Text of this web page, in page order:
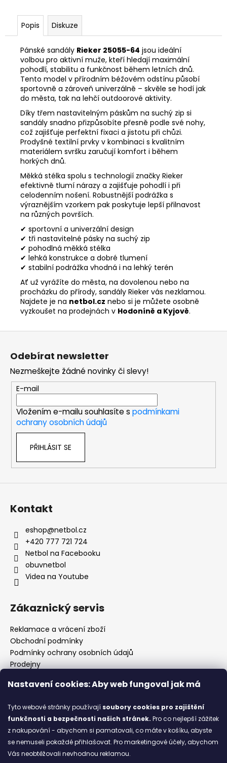
Nastavení cookies: Aby web fungoval jak má
Tyto webové stránky používají soubory cookies pro zajištění
funkčnosti a bezpečnosti našich stránek. Pro co nejlepší zážitek
z nakupování - abychom si pamatovali, co máte v košíku, abyste
se nemuseli pokaždé přihlašovat. Pro marketingové účely, abychom
Vás neobtěžovali nevhodnou reklamou.
Popis Diskuze
Pánské sandály Rieker 25055-64 jsou ideální
volbou pro aktivní muže, kteří hledají maximální
pohodlí, stabilitu a funkčnost během letních dnů.
Tento model v přírodním béžovém odstínu působí
sportovně a zároveň univerzálně – skvěle se hodí jak
do města, tak na lehčí outdoorové aktivity.
Díky třem nastavitelným páskům na suchý zip si
sandály snadno přizpůsobíte přesně podle své nohy,
což zajišťuje perfektní fixaci a jistotu při chůzi.
Prodyšné textilní prvky v kombinaci s kvalitním
materiálem svršku zaručují komfort i během
horkých dnů.
Měkká stélka spolu s technologií značky Rieker
efektivně tlumí nárazy a zajišťuje pohodlí i při
celodenním nošení. Robustnější podrážka s
výraznějším vzorkem pak poskytuje lepší přilnavost
na různých površích.
✔ sportovní a univerzální design
✔ tři nastavitelné pásky na suchý zip
✔ pohodlná měkká stélka
✔ lehká konstrukce a dobré tlumení
✔ stabilní podrážka vhodná i na lehký terén
Ať už vyrážíte do města, na dovolenou nebo na
procházku do přírody, sandály Rieker vás nezklamou.
Najdete je na netbol.cz nebo si je můžete osobně
vyzkoušet na prodejnách v Hodoníně a Kyjově.
Z
Odebírat newsletter
Nezmeškejte žádné novinky či slevy!
E-mail
Vložením e-mailu souhlasíte s podmínkami
ochrany osobních údajů
PŘIHLÁSIT SE
Kontakt
eshop@netbol.cz
+420 777 721 724
Netbol na Facebooku
obuvnetbol
Videa na Youtube
Zákaznický servis
Reklamace a vrácení zboží
Obchodní podmínky
Podmínky ochrany osobních údajů
Prodejny
Značky
Blog
Ze starých bot staronové